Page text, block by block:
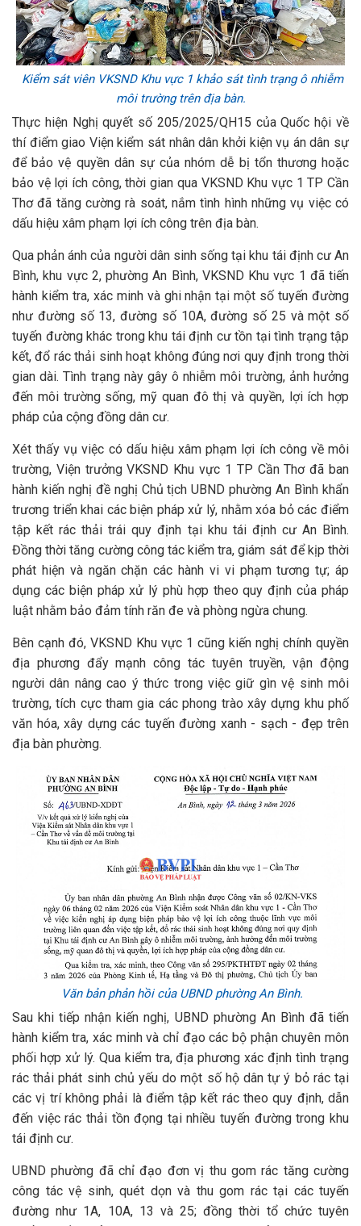
Kiểm sát viên VKSND Khu vực 1 khảo sát tình trạng ô nhiễm
môi trường trên địa bàn.
Thực hiện Nghị quyết số 205/2025/QH15 của Quốc hội về
thí điểm giao Viện kiểm sát nhân dân khởi kiện vụ án dân sự
để bảo vệ quyền dân sự của nhóm dễ bị tổn thương hoặc
bảo vệ lợi ích công, thời gian qua VKSND Khu vực 1 TP Cần
Thơ đã tăng cường rà soát, nắm tình hình những vụ việc có
dấu hiệu xâm phạm lợi ích công trên địa bàn.
Qua phản ánh của người dân sinh sống tại khu tái định cư An
Bình, khu vực 2, phường An Bình, VKSND Khu vực 1 đã tiến
hành kiểm tra, xác minh và ghi nhận tại một số tuyến đường
như đường số 13, đường số 10A, đường số 25 và một số
tuyến đường khác trong khu tái định cư tồn tại tình trạng tập
kết, đổ rác thải sinh hoạt không đúng nơi quy định trong thời
gian dài. Tình trạng này gây ô nhiễm môi trường, ảnh hưởng
đến môi trường sống, mỹ quan đô thị và quyền, lợi ích hợp
pháp của cộng đồng dân cư.
Xét thấy vụ việc có dấu hiệu xâm phạm lợi ích công về môi
trường, Viện trưởng VKSND Khu vực 1 TP Cần Thơ đã ban
hành kiến nghị đề nghị Chủ tịch UBND phường An Bình khẩn
trương triển khai các biện pháp xử lý, nhằm xóa bỏ các điểm
tập kết rác thải trái quy định tại khu tái định cư An Bình.
Đồng thời tăng cường công tác kiểm tra, giám sát để kịp thời
phát hiện và ngăn chặn các hành vi vi phạm tương tự; áp
dụng các biện pháp xử lý phù hợp theo quy định của pháp
luật nhằm bảo đảm tính răn đe và phòng ngừa chung.
Bên cạnh đó, VKSND Khu vực 1 cũng kiến nghị chính quyền
địa phương đẩy mạnh công tác tuyên truyền, vận động
người dân nâng cao ý thức trong việc giữ gìn vệ sinh môi
trường, tích cực tham gia các phong trào xây dựng khu phố
văn hóa, xây dựng các tuyến đường xanh - sạch - đẹp trên
địa bàn phường.
Văn bản phản hồi của UBND phường An Bình.
Sau khi tiếp nhận kiến nghị, UBND phường An Bình đã tiến
hành kiểm tra, xác minh và chỉ đạo các bộ phận chuyên môn
phối hợp xử lý. Qua kiểm tra, địa phương xác định tình trạng
rác thải phát sinh chủ yếu do một số hộ dân tự ý bỏ rác tại
các vị trí không phải là điểm tập kết rác theo quy định, dẫn
đến việc rác thải tồn đọng tại nhiều tuyến đường trong khu
tái định cư.
UBND phường đã chỉ đạo đơn vị thu gom rác tăng cường
công tác vệ sinh, quét dọn và thu gom rác tại các tuyến
đường như 1A, 10A, 13 và 25; đồng thời tổ chức tuyên